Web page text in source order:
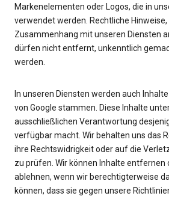
Markenelementen oder Logos, die in
verwendet werden. Rechtliche Hinweise,
Zusammenhang mit unseren Diensten
dürfen nicht entfernt, unkenntlich
werden.
In unseren Diensten werden auch
von Google stammen. Diese Inhalte
ausschließlichen Verantwortung
verfügbar macht. Wir behalten uns das
ihre Rechtswidrigkeit oder auf die
zu prüfen. Wir können Inhalte entfernen
ablehnen, wenn wir berechtigterweise
können, dass sie gegen unsere